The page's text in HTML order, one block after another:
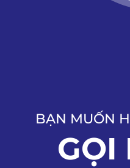
BẠN MUỐN
GỌI